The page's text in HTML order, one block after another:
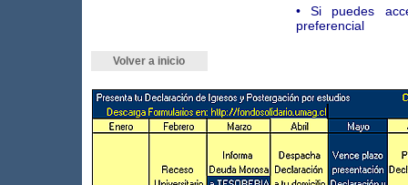
• Si puedes
preferencial
Volver a inicio